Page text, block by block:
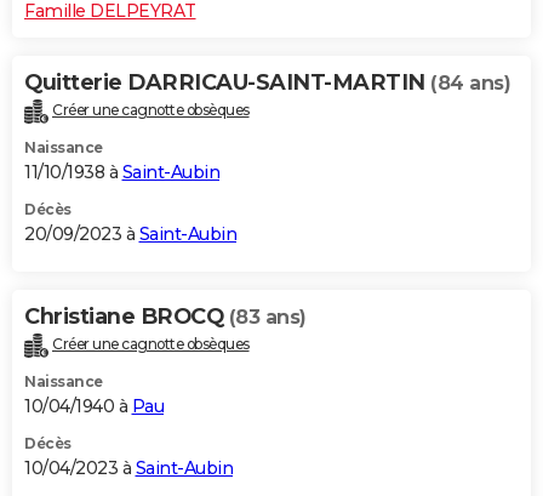
Famille DELPEYRAT
Quitterie DARRICAU-SAINT-MARTIN (84 ans)
Créer une cagnotte obsèques
Naissance
11/10/1938 à Saint-Aubin
Décès
20/09/2023 à Saint-Aubin
Christiane BROCQ (83 ans)
Créer une cagnotte obsèques
Naissance
10/04/1940 à Pau
Décès
10/04/2023 à Saint-Aubin